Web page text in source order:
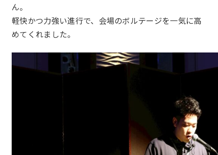
ん。
軽快かつ力強い進行で、会場のボルテージを一気に高
めてくれました。